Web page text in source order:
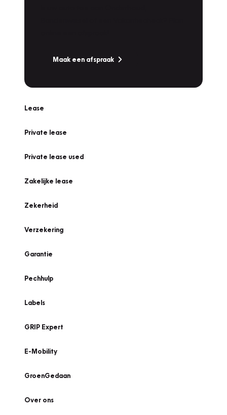
Maak een afspraak
Lease
Private lease
Private lease used
Zakelijke lease
Zekerheid
Verzekering
Garantie
Pechhulp
Labels
GRIP Expert
E-Mobility
GroenGedaan
Over ons